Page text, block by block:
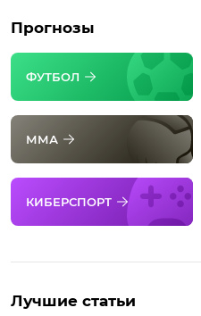
Прогнозы
ФУТБОЛ
ММА
КИБЕРСПОРТ
Лучшие статьи